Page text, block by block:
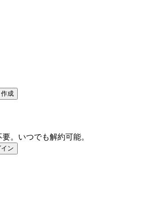
成
。いつでも解約可能。
ン